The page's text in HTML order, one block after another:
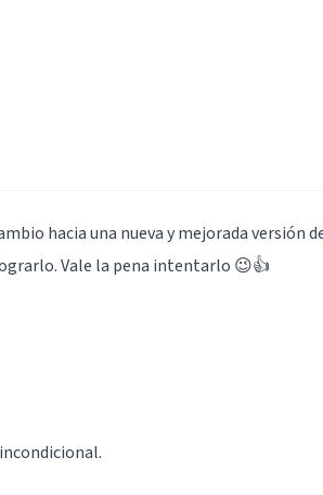
hacia una nueva y mejorada versión
Vale la pena intentarlo 😉👍